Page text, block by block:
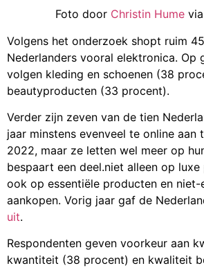
Foto door Christin Hume via
Volgens het onderzoek shopt ruim
Nederlanders vooral elektronica. Op
volgen kleding en schoenen (38
beautyproducten (33 procent).
Verder zijn zeven van de tien
jaar minstens evenveel te online aan
2022, maar ze letten wel meer op
bespaart een deel.niet alleen op
ook op essentiële producten en niet-
aankopen. Vorig jaar gaf de
uit.
Respondenten geven voorkeur aan
kwantiteit (38 procent) en kwaliteit